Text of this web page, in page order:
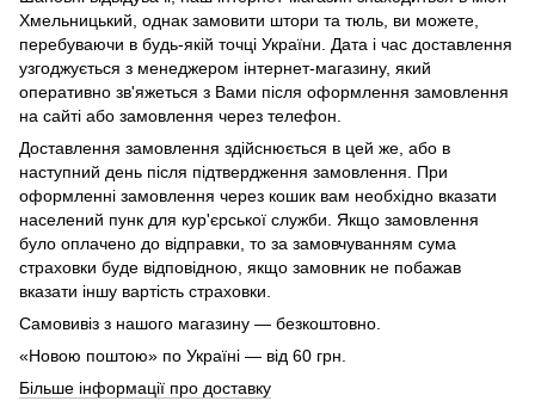
Хмельницький, однак замовити штори та тюль, ви можете,
перебуваючи в будь-якій точці України. Дата і час доставлення
узгоджується з менеджером інтернет-магазину, який
оперативно зв'яжеться з Вами після оформлення замовлення
на сайті або замовлення через телефон.
Доставлення замовлення здійснюється в цей же, або в
наступний день після підтвердження замовлення. При
оформленні замовлення через кошик вам необхідно вказати
населений пунк для кур'єрської служби. Якщо замовлення
було оплачено до відправки, то за замовчуванням сума
страховки буде відповідною, якщо замовник не побажав
вказати іншу вартість страховки.
Самовивіз з нашого магазину — безкоштовно.
«Новою поштою» по Україні — від 60 грн.
Більше інформації про доставку